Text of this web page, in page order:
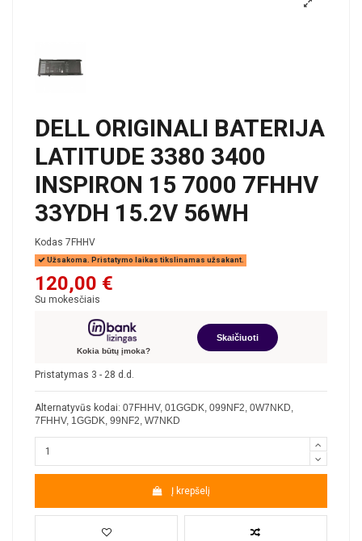
DELL ORIGINALI BATERIJA
LATITUDE 3380 3400
INSPIRON 15 7000 7FHHV
33YDH 15.2V 56WH
Kodas 7FHHV
Užsakoma. Pristatymo laikas tikslinamas užsakant.
120,00 €
Su mokesčiais
Kokia būtų įmoka?
Skaičiuoti
Pristatymas 3 - 28 d.d.
Alternatyvūs kodai: 07FHHV, 01GGDK, 099NF2, 0W7NKD,
7FHHV, 1GGDK, 99NF2, W7NKD
Į krepšelį